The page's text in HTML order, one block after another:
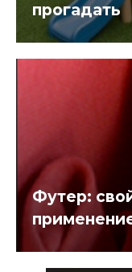
прогадать
Футер: